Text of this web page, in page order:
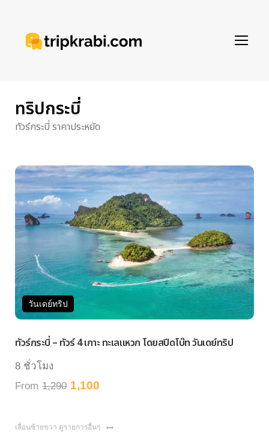
ทริปกระบี่
ทัวร์กระบี่ ราคาประหยัด
วันเดย์ทริป
กระบี่ – ทัวร์ 4 เกาะ ทะเลแหวก โดยสปีดโบ๊ท วันเดย์ทริป
วโมง
1,290 1,100
เลื่อนซ้ายขวา ดูรายการอื่นๆ